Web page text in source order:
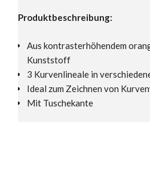
Produktbeschreibung:
Aus kontrasterhöhendem
Kunststoff
3 Kurvenlineale in
Ideal zum Zeichnen von
Mit Tuschekante